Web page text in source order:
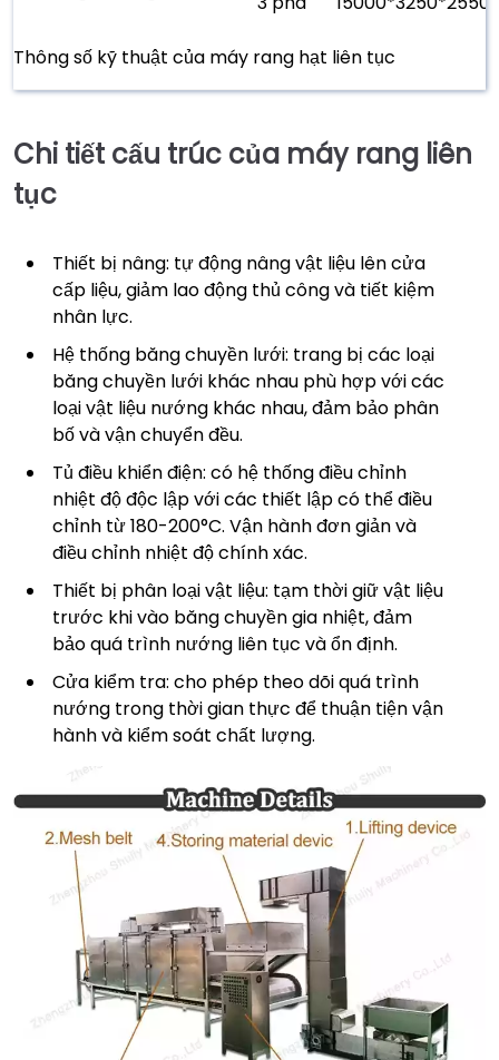
Thông số kỹ thuật của máy rang hạt liên tục
Chi tiết cấu trúc của máy rang liên
tục
Thiết bị nâng: tự động nâng vật liệu lên cửa
cấp liệu, giảm lao động thủ công và tiết kiệm
nhân lực.
Hệ thống băng chuyền lưới: trang bị các loại
băng chuyền lưới khác nhau phù hợp với các
loại vật liệu nướng khác nhau, đảm bảo phân
bố và vận chuyển đều.
Tủ điều khiển điện: có hệ thống điều chỉnh
nhiệt độ độc lập với các thiết lập có thể điều
chỉnh từ 180-200°C. Vận hành đơn giản và
điều chỉnh nhiệt độ chính xác.
Thiết bị phân loại vật liệu: tạm thời giữ vật liệu
trước khi vào băng chuyền gia nhiệt, đảm
bảo quá trình nướng liên tục và ổn định.
Cửa kiểm tra: cho phép theo dõi quá trình
nướng trong thời gian thực để thuận tiện vận
hành và kiểm soát chất lượng.